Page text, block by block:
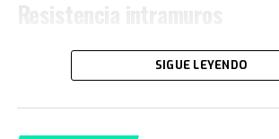
Cebollitas, pasando por mítico año 86 y
cuando le hacen su partido despedida",
Junto a la Ferrari negra se iluminó la
Fernando cuenta que con su
Graciela eran “como el agua y el aceite.
Beatle, ¡muy distintos”!. Pero no solo el
diferente, también la familia de su novia
SIGUE LEYENDO